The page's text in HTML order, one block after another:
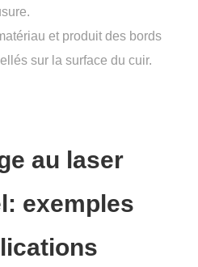
et produit des bords
sur la surface du cuir.
au laser
exemples